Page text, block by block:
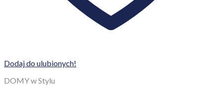
Dodaj do ulubionych!
DOMY w Stylu